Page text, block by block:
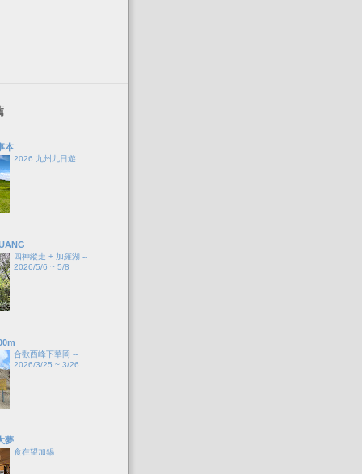
本
2026 九州九日遊
四神縱走 + 加羅湖 --
2026/5/6 ~ 5/8
合歡西峰下華岡 --
2026/3/25 ~ 3/26
夢
食在望加錫